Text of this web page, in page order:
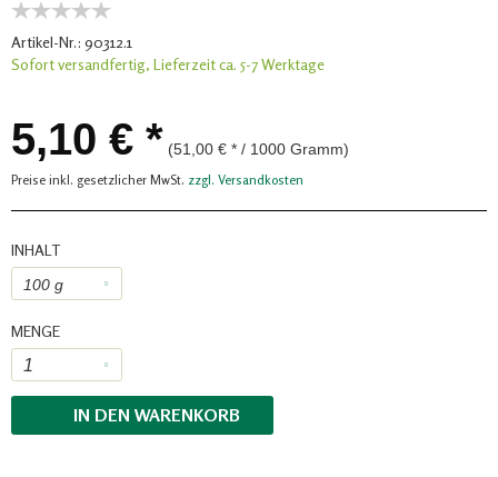
Artikel-Nr.: 90312.1
Sofort versandfertig, Lieferzeit ca. 5-7 Werktage
5,10 € * (51,00 € * / 1000 Gramm)
Preise inkl. gesetzlicher MwSt. zzgl. Versandkosten
INHALT
MENGE
IN DEN WARENKORB